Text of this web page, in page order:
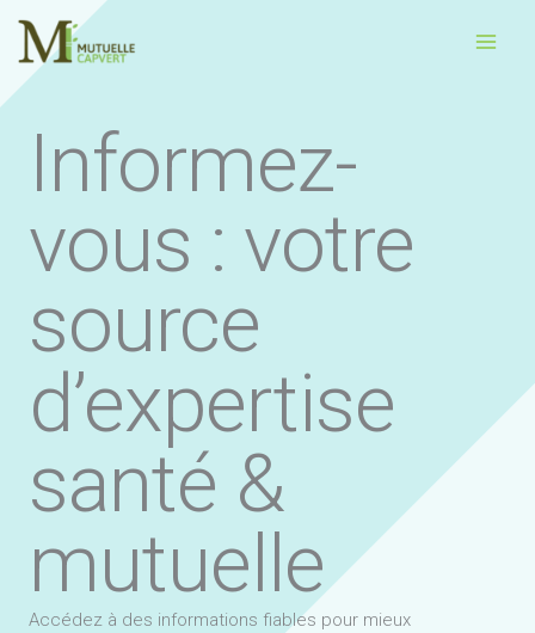
Aller
contenu
Informez-
vous : votre
source
d’expertise
santé &
mutuelle
Accédez à des informations fiables pour mieux